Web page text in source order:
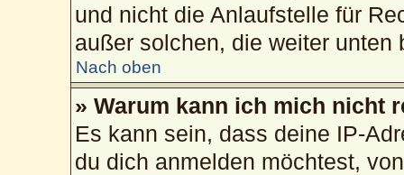
und nicht die Anlaufstelle für
außer solchen, die weiter unten
Nach oben
» Warum kann ich mich nicht
Es kann sein, dass deine IP-
du dich anmelden möchtest,